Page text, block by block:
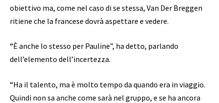
obiettivo ma, come nel caso di se stessa, Van Der Breggen
ritiene che la francese dovrà aspettare e vedere.
“È anche lo stesso per Pauline”, ha detto, parlando
dell’elemento dell’incertezza.
“Ha il talento, ma è molto tempo da quando era in viaggio.
Quindi non sa anche come sarà nel gruppo, e se ha ancora